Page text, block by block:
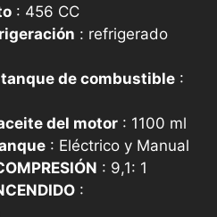
: 456 CC
: refrigerado
de combustible :
del motor : 1100 ml
: Eléctrico y Manual
: 9,1: 1
: